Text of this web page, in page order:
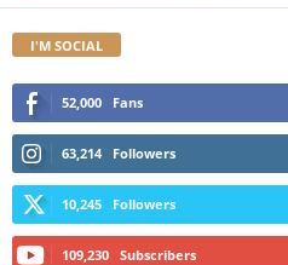
I'M SOCIAL
52,000 Fans
63,214 Followers
10,245 Followers
109,230 Subscribers